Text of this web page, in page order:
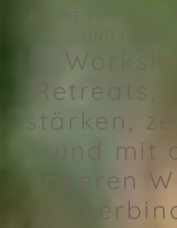
RÄUME FÜR
UND NEUE
Retreats,
stärken,
und mit
inneren